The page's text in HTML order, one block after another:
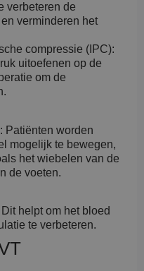
verbeteren de
verminderen het
compressie (IPC):
uitoefenen op de
om de
Patiënten worden
mogelijk te bewegen,
het wiebelen van de
de voeten.
helpt om het bloed
te verbeteren.